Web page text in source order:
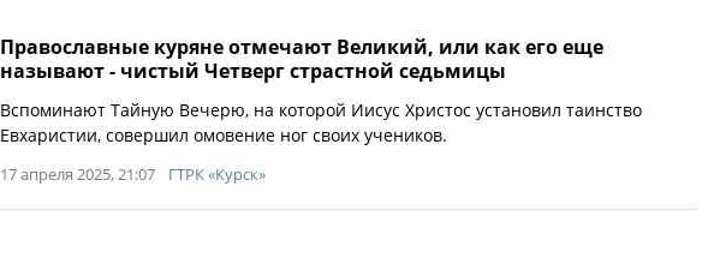
Православные куряне отмечают Великий, или как его еще
называют - чистый Четверг страстной седьмицы
Вспоминают Тайную Вечерю, на которой Иисус Христос установил таинство
Евхаристии, совершил омовение ног своих учеников.
17 апреля 2025, 21:07 ГТРК «Курск»